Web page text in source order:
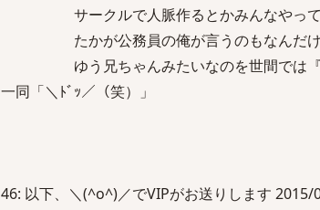
サークルで人脈作るとかみんなやって
たかが公務員の俺が言うのもなんだけ
ゆう兄ちゃんみたいなのを世間では『ブ
一同「＼ﾄﾞｯ／（笑）」
46: 以下、＼(^o^)／でVIPがお送りします